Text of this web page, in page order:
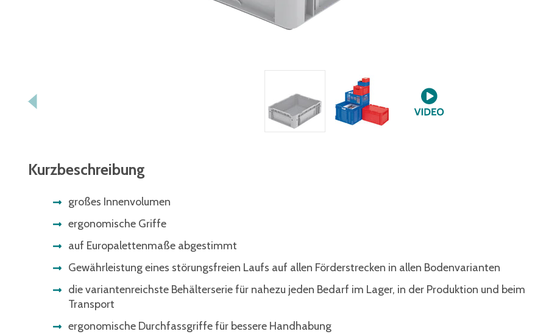
Kurzbeschreibung
großes Innenvolumen
ergonomische Griffe
auf Europalettenmaße abgestimmt
Gewährleistung eines störungsfreien Laufs auf allen Förderstrecken in allen Bodenvarianten
die variantenreichste Behälterserie für nahezu jeden Bedarf im Lager, in der Produktion und beim
Transport
ergonomische Durchfassgriffe für bessere Handhabung